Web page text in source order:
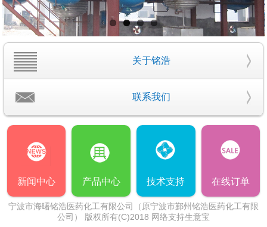
关于铭浩
联系我们
新闻中心 产品中心 技术支持 在线订单
宁波市海曙铭浩医药化工有限公司（原宁波市鄞州铭浩医药化工有限
公司）
版权所有(C)2018 网络支持生意宝